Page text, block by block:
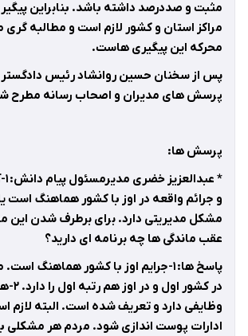
مثبت و صددرصد داشته باشد. بنابراین
مراکز استان و کشور لازم است و مطالبه گری
محرکه این پیگیری هاست.
پس از سخنان حسین روانشاد رئیس
پرسش های مدیران و اصحاب رسانه مطرح
پرسش ها:
*
مشکل مدیریتی دارد. برای برطرف شدن این
عقب ماندگی ها چه برنامه ای دارید؟
پاسخ ها: ۱-جرایم اوز با کشور هماهنگ
در کشور
وظایفی دارد و تعریف شده است. البته لازم
ادارات پوست اندازی شود. مردم هر مشکلی